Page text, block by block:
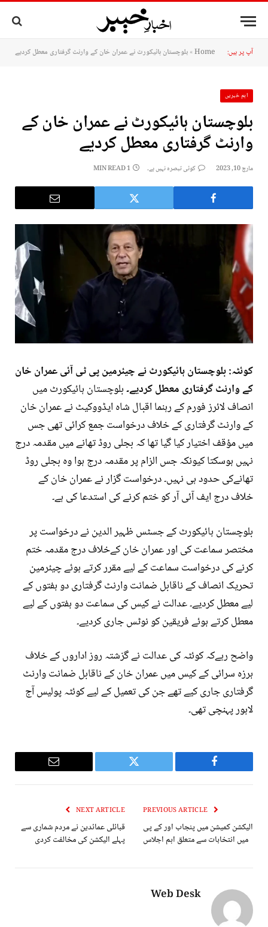
آپ پر ہیں: Home
»بلوچستان ہائیکورٹ نے عمران خان کے وارنٹ گرفتاری معطل کردیے
اہم خبریں
بلوچستان ہائیکورٹ نے عمران خان کے
وارنٹ گرفتاری معطل کردیے
مارچ 10, 2023 کوئی تبصرہ نہیں ہے۔ 1 MIN READ
کوئٹہ: بلوچستان ہائیکورٹ نے چیئرمین پی ٹی آئی عمران خان
کے وارنٹ گرفتاری معطل کردیے۔بلوچستان ہائیکورٹ میں
انصاف لائرز فورم کے رہنما اقبال شاہ ایڈووکیٹ نے عمران خان
کے وارنٹ گرفتاری کے خلاف درخواست جمع کرائی تھی جس
میں مؤقف اختیار کیا گیا تھا کہ بجلی روڈ تھانے میں مقدمہ درج
نہیں ہوسکتا کیونکہ جس الزام پر مقدمہ درج ہوا وہ بجلی روڈ
تھانےکی حدود ہی نہیں۔ درخواست گزار نے عمران خان کے
خلاف درج ایف آئی آر کو ختم کرنے کی استدعا کی ہے۔
بلوچستان ہائیکورٹ کے جسٹس ظہیر الدین نے درخواست پر
مختصر سماعت کی اور عمران خان کےخلاف درج مقدمہ ختم
کرنے کی درخواست سماعت کے لیے مقرر کرتے ہوئے چیئرمین
تحریک انصاف کے ناقابل ضمانت وارنٹ گرفتاری دو ہفتوں کے
لیے معطل کردیے۔ عدالت نے کیس کی سماعت دو ہفتوں کے لیے
معطل کرتے ہوئے فریقین کو نوٹس جاری کردیے۔
واضح رہےکہ کوئٹہ کی عدالت نے گزشتہ روز اداروں کے خلاف
ہرزہ سرائی کے کیس میں عمران خان کے ناقابل ضمانت وارنٹ
گرفتاری جاری کیے تھے جن کی تعمیل کے لیے کوئٹہ پولیس آج
لاہور پہنچی تھی۔
Facebook
Twitter
Email
الیکشن کمیشن میں پنجاب اور کے پی
میں انتخابات سے متعلق اہم اجلاس
NEXT ARTICLE
قبائلی عمائدین نے مردم شماری سے
پہلے الیکشن کی مخالفت کردی
Web Desk